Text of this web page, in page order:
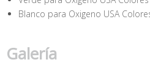
Blanco para Oxigeno USA
Galería